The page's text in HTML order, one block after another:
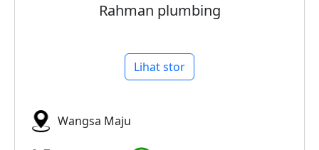
Rahman plumbing
Lihat stor
Wangsa Maju